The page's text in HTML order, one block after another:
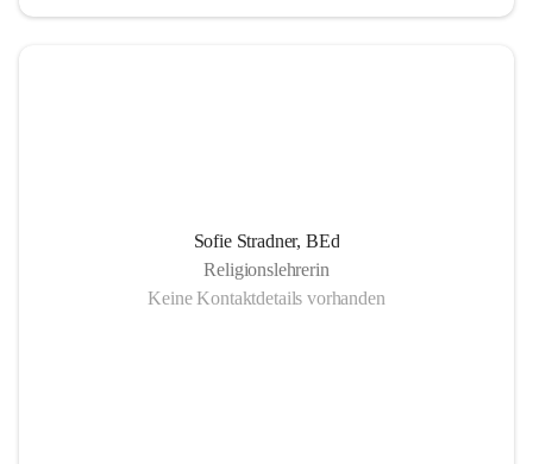
Sofie Stradner, BEd
Religionslehrerin
Keine Kontaktdetails vorhanden